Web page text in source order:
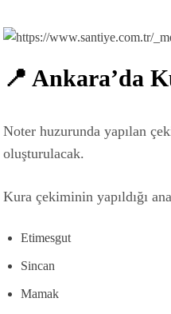
📍 Ankara’da
Noter huzurunda yapılan
oluşturulacak.
Kura çekiminin yapıldığı
Etimesgut
Sincan
Mamak